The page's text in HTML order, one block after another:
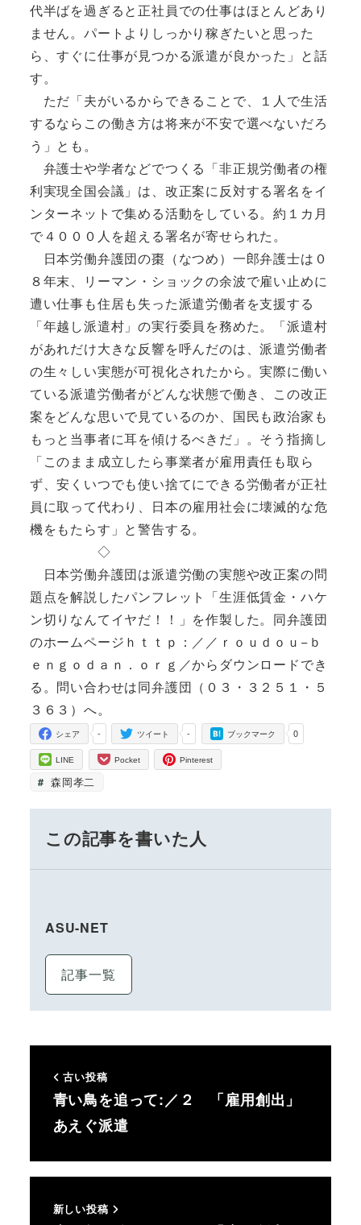
代半ばを過ぎると正社員での仕事はほとんどあり
ません。パートよりしっかり稼ぎたいと思った
ら、すぐに仕事が見つかる派遣が良かった」と話
す。
ただ「夫がいるからできることで、１人で生活
するならこの働き方は将来が不安で選べないだろ
う」とも。
弁護士や学者などでつくる「非正規労働者の権
利実現全国会議」は、改正案に反対する署名をイ
ンターネットで集める活動をしている。約１カ月
で４０００人を超える署名が寄せられた。
日本労働弁護団の棗（なつめ）一郎弁護士は０
８年末、リーマン・ショックの余波で雇い止めに
遭い仕事も住居も失った派遣労働者を支援する
「年越し派遣村」の実行委員を務めた。「派遣村
があれだけ大きな反響を呼んだのは、派遣労働者
の生々しい実態が可視化されたから。実際に働い
ている派遣労働者がどんな状態で働き、この改正
案をどんな思いで見ているのか、国民も政治家も
もっと当事者に耳を傾けるべきだ」。そう指摘し
「このまま成立したら事業者が雇用責任も取ら
ず、安くいつでも使い捨てにできる労働者が正社
員に取って代わり、日本の雇用社会に壊滅的な危
機をもたらす」と警告する。
◇
日本労働弁護団は派遣労働の実態や改正案の問
題点を解説したパンフレット「生涯低賃金・ハケ
ン切りなんてイヤだ！！」を作製した。同弁護団
のホームページｈｔｔｐ：／／ｒｏｕｄｏｕ−ｂ
ｅｎｇｏｄａｎ．ｏｒｇ／からダウンロードでき
る。問い合わせは同弁護団（０３・３２５１・５
３６３）へ。
-
シェア -
ツイート 0
ブックマーク
LINE Pocket Pinterest
森岡孝二
この記事を書いた人
ASU-NET
記事一覧
古い投稿
青い鳥を追って:／２ 「雇用創出」
あえぐ派遣
新しい投稿